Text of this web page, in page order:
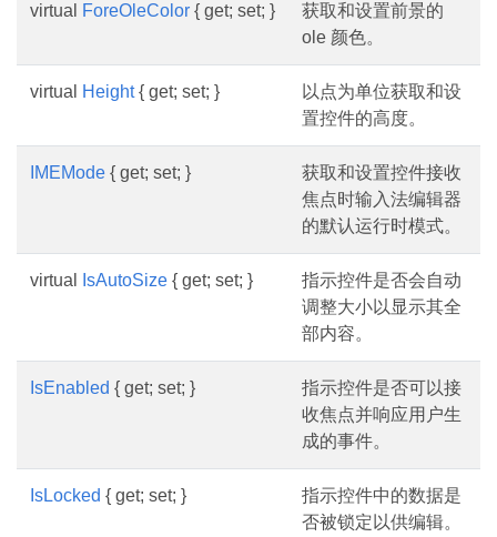
virtual ForeOleColor { get; set; }
获取和设置前景的
ole 颜色。
virtual Height{ get; set; }
以点为单位获取和设
置控件的高度。
IMEMode { get; set; }
获取和设置控件接收
焦点时输入法编辑器
的默认运行时模式。
virtual IsAutoSize { get; set; }
指示控件是否会自动
调整大小以显示其全
部内容。
IsEnabled { get; set; }
指示控件是否可以接
收焦点并响应用户生
成的事件。
IsLocked { get; set; }
指示控件中的数据是
否被锁定以供编辑。